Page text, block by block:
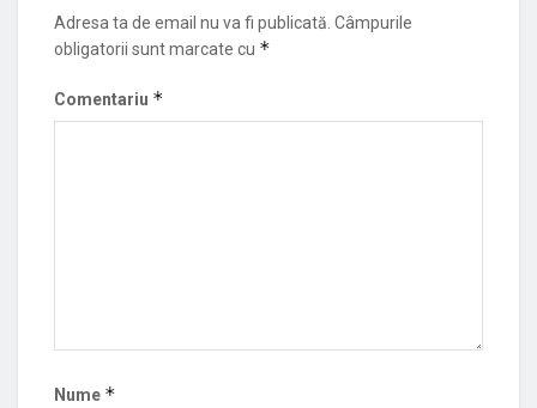
Adresa ta de email nu va fi publicată. Câmpurile
obligatorii sunt marcate cu *
Comentariu *
Nume *